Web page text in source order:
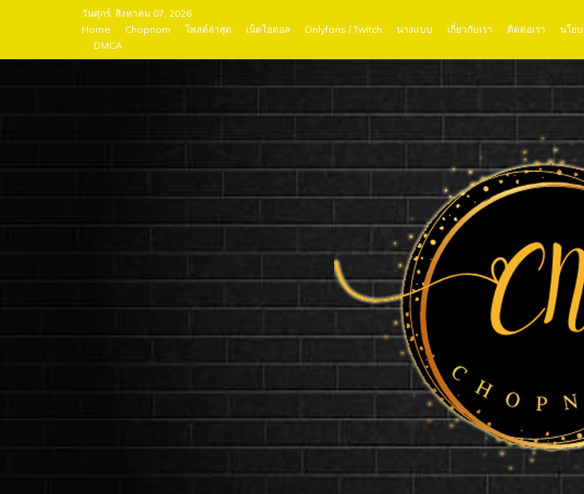
วันศุกร์, สิงหาคม 07, 2026
Home
Chopnom โพสต์ล่าสุด เน็ตไอดอล Onlyfans / Twitch นางแบบ เกี่ยวกับเรา ติดต่อเรา
นโย
DMCA